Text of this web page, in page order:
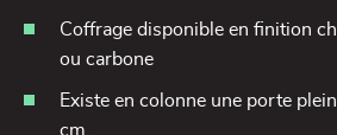
Coffrage disponible en finition
ou carbone
Existe en colonne une porte
cm.